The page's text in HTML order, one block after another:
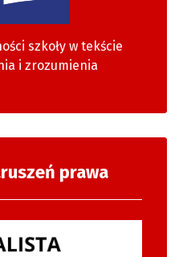
szkoły w tekście
i zrozumienia
prawa